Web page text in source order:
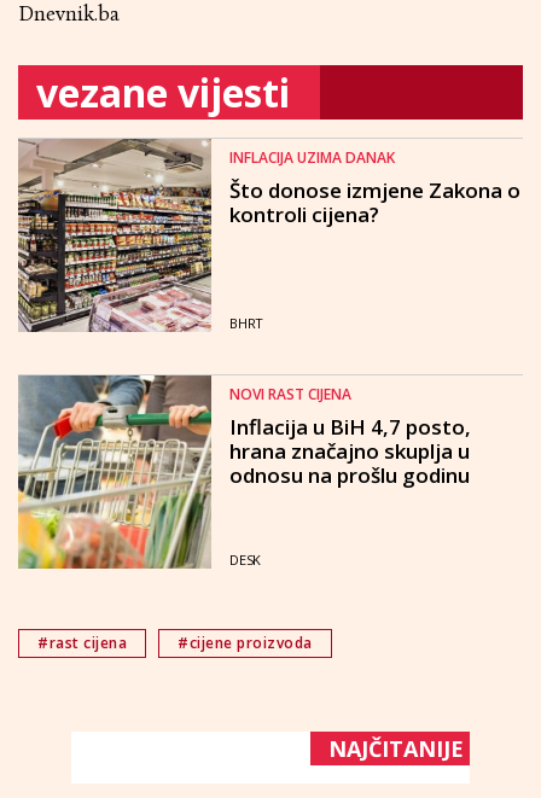
Dnevnik.ba
vezane vijesti
INFLACIJA UZIMA DANAK
Što donose izmjene Zakona o
kontroli cijena?
BHRT
NOVI RAST CIJENA
Inflacija u BiH 4,7 posto,
hrana značajno skuplja u
odnosu na prošlu godinu
DESK
#rast cijena #cijene proizvoda
NAJČITANIJE